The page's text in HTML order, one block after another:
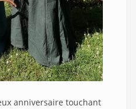
anniversaire touchant